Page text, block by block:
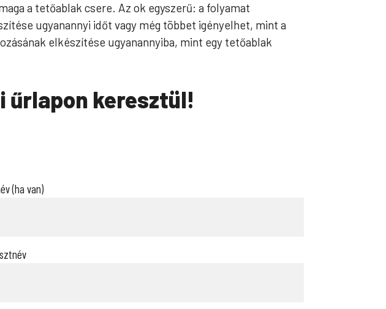
a tetőablak csere. Az ok egyszerű: a folyamat
ugyanannyi időt vagy még többet igényelhet, mint a
elkészítése ugyanannyiba, mint egy tetőablak
űrlapon keresztül!
(ha van)